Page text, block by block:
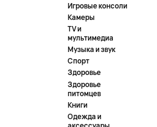
Игровые консоли
Камеры
TV и
мультимедиа
Музыка и звук
Спорт
Здоровье
Здоровье
питомцев
Книги
Одежда и